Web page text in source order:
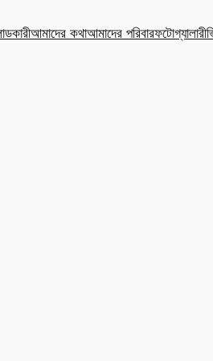
আমাদের কথাআমাদের পরিবারফটোগ্যালারী